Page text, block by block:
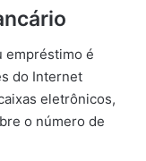
empréstimo é
do Internet
eletrônicos,
o número de